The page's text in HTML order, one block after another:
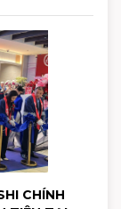
CHÍNH